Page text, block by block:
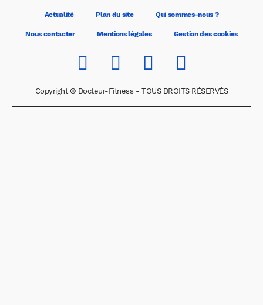
Actualité Plan du site Qui sommes-nous ?
Nous contacter Mentions légales Gestion des cookies
Copyright © Docteur-Fitness - TOUS DROITS RÉSERVÉS